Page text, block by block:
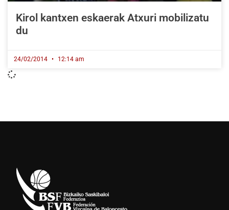
Kirol kantxen eskaerak Atxuri mobilizatu
du
24/02/2014 12:14 am